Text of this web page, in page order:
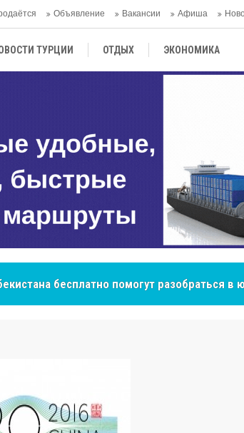
Объявление Вакансии Афиша
ТУРЦИИ ОТДЫХ ЭКОНОМИКА
ЦЕНТРАЛЬНАЯ АЗИЯ
бесплатно помогут разобраться в
покоривший сердца покупателей